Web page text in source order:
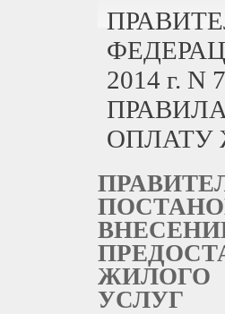
2014 г.
ОПЛАТУ
ЖИЛОГО
УСЛУГ